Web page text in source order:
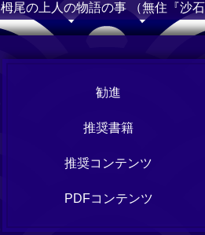
栂尾の上人の物語の事 （無住『沙
勧進
推奨書籍
推奨コンテンツ
PDFコンテンツ